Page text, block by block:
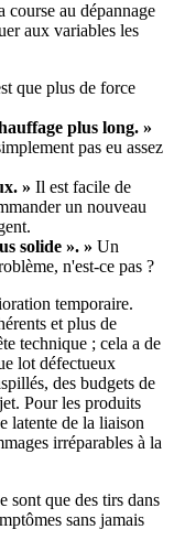
course au dépannage
aux variables les
que plus de force
plus long. »
pas eu assez
» Il est facile de
un nouveau
solide ». » Un
n'est-ce pas ?
temporaire.
et plus de
technique ; cela a de
lot défectueux
des budgets de
Pour les produits
latente de la liaison
irréparables à la
sont que des tirs dans
sans jamais